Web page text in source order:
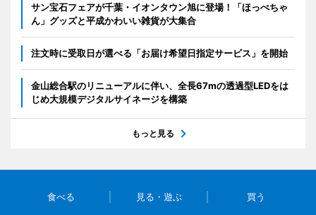
サン宝石フェアが千葉・イオンタウン旭に登場！「ほっぺちゃ
ん」グッズと平成かわいい雑貨が大集合
注文時に受取日が選べる「お届け希望日指定サービス」を開始
金山総合駅のリニューアルに伴い、全長67mの透過型LEDをは
じめ大規模デジタルサイネージを構築
もっと見る
食べる 見る・遊ぶ 買う